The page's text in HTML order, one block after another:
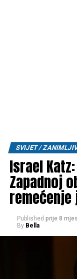
SVIJET /
Israel
Zapadnoj
remećenje
Published prije 8
By Bella